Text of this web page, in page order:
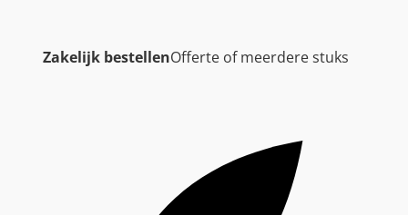
Zakelijk bestellenOfferte of meerdere stuks